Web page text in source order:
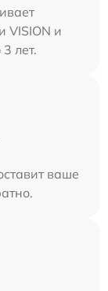
VISION и
лет.
ваше